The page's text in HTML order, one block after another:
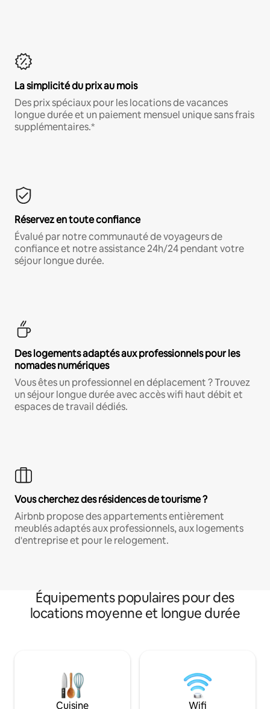
La simplicité du prix au mois
Des prix spéciaux pour les locations de vacances
longue durée et un paiement mensuel unique sans frais
supplémentaires.*
Réservez en toute confiance
Évalué par notre communauté de voyageurs de
confiance et notre assistance 24h/24 pendant votre
séjour longue durée.
Des logements adaptés aux professionnels pour les
nomades numériques
Vous êtes un professionnel en déplacement ? Trouvez
un séjour longue durée avec accès wifi haut débit et
espaces de travail dédiés.
Vous cherchez des résidences de tourisme ?
Airbnb propose des appartements entièrement
meublés adaptés aux professionnels, aux logements
d'entreprise et pour le relogement.
Équipements populaires pour des
locations moyenne et longue durée
Cuisine Wifi